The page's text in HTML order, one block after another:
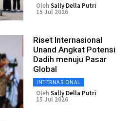
OlehSally Della Putri
15 Jul 2026
Riset Internasional
Unand Angkat Potensi
Dadih menuju Pasar
Global
INTERNASIONAL
OlehSally Della Putri
15 Jul 2026